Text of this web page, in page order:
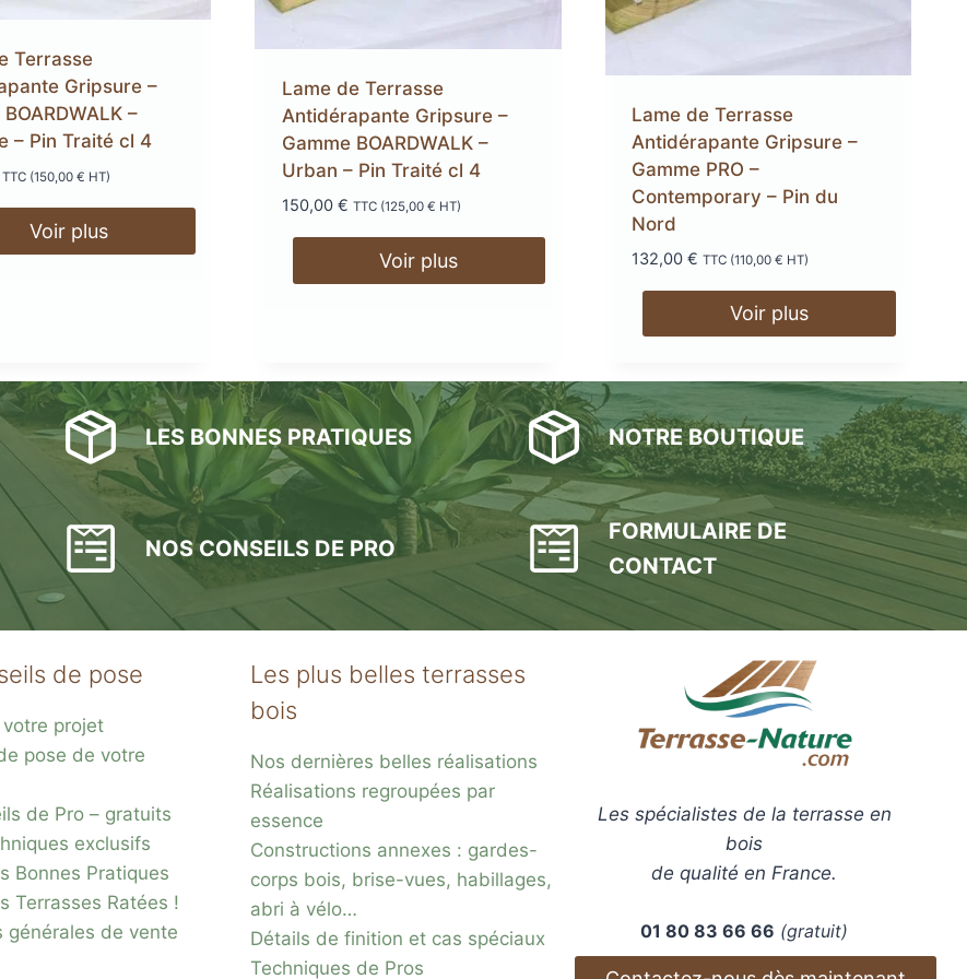
LAMES DE TERRASSE
ASPECT BAMBOU
LAMES DE TERRASSE EN BOIS
COMPOSITE XTRAWOOD « TRÈS LARGE »
XtremDeck :Lames de terrasse en aluminium
incombustibles et antidérapantes
Lambourdes
en aluminium
LAMES EN ALUMINIUM
ANTIDÉRAPANTES
ANTIDÉRAPANT
TERRASSE
PODOCTATILE
VIS DE FONDATION
Terrasse
Gripsure –
–
– Pin Traité cl 4
TTC (150,00 € HT)
Voir plus
Lame de Terrasse
Antidérapante Gripsure –
Gamme BOARDWALK –
Urban – Pin Traité cl 4
150,00 € TTC (125,00 € HT)
Voir plus
Lame de Terrasse
Antidérapante Gripsure –
Gamme PRO –
Contemporary – Pin du
Nord
132,00 € TTC (110,00 € HT)
Voir plus
LES BONNES PRATIQUES
NOS CONSEILS DE PRO
NOTRE BOUTIQUE
FORMULAIRE DE
CONTACT
de pose
projet
pose de votre
de Pro – gratuits
exclusifs
Bonnes Pratiques
Terrasses Ratées !
générales de vente
Les plus belles terrasses
bois
Nos dernières belles réalisations
Réalisations regroupées par
essence
Constructions annexes : gardes-
corps bois, brise-vues, habillages,
abri à vélo…
Détails de finition et cas spéciaux
Techniques de Pros
Les spécialistes de la terrasse en
bois
de qualité en France.
01 80 83 66 66 (gratuit)